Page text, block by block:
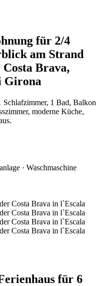
für 2/4
am Strand
Brava,
Girona
Schlafzimmer, 1 Bad, Balkon
moderne Küche,
· Waschmaschine
für 6